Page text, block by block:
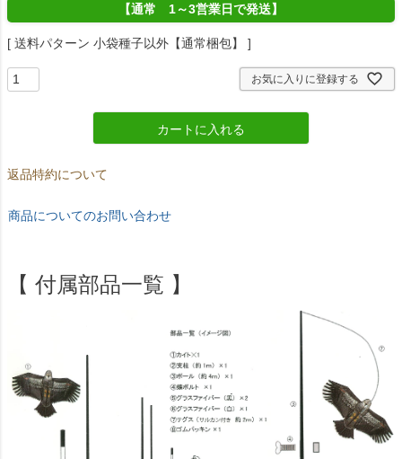
【通常 1～3営業日で発送】
送料パターン 小袋種子以外【通常梱包】
お気に入りに登録する
カートに入れる
返品特約について
商品についてのお問い合わせ
【 付属部品一覧 】